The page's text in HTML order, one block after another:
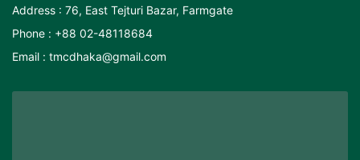
Address : 76, East Tejturi Bazar, Farmgate
Phone : +88 02-48118684
Email : tmcdhaka@gmail.com